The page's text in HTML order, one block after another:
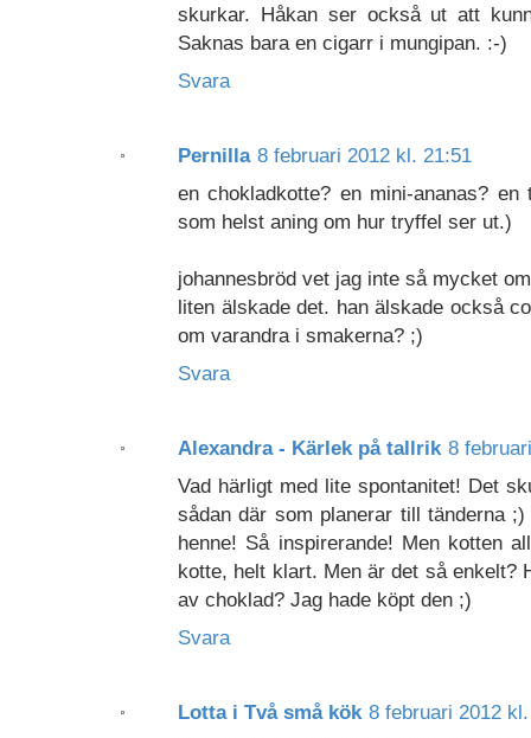
skurkar. Håkan ser också ut att
Saknas bara en cigarr i mungipan. :-)
Svara
Pernilla 8 februari 2012 kl. 21:51
en chokladkotte? en mini-ananas?
som helst aning om hur tryffel ser ut.)
johannesbröd vet jag inte så mycket
liten älskade det. han älskade också
om varandra i smakerna? ;)
Svara
Alexandra - Kärlek på tallrik 8
Vad härligt med lite spontanitet! Det
sådan där som planerar till tänderna
henne! Så inspirerande! Men kotten
kotte, helt klart. Men är det så enkelt?
av choklad? Jag hade köpt den ;)
Svara
Lotta i Två små kök 8 februari 2012